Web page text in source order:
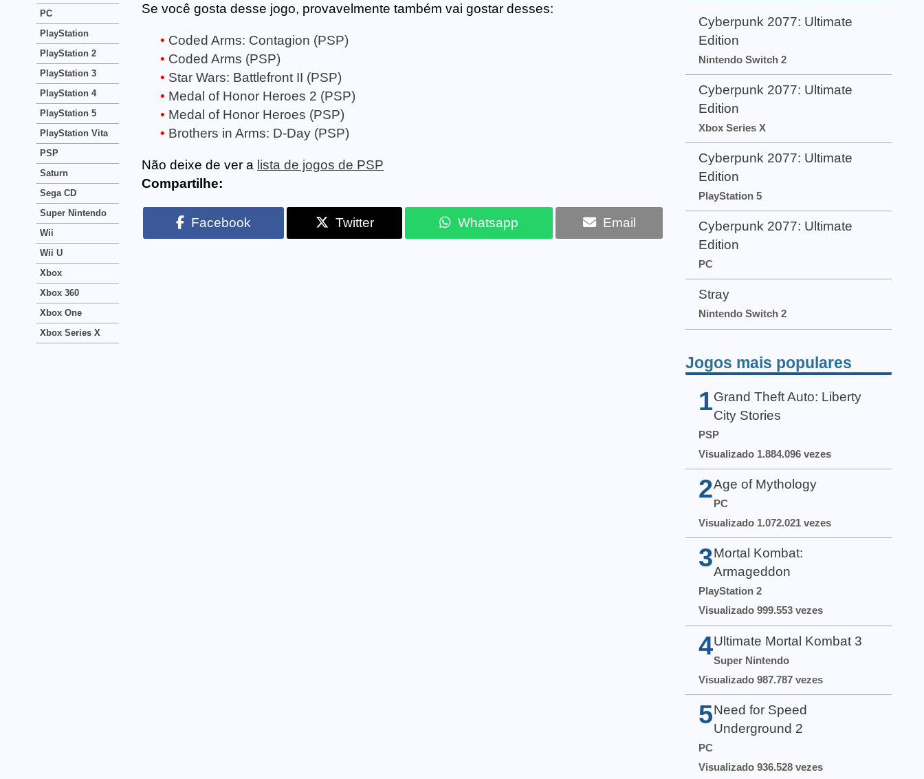
Se você gosta desse jogo, provavelmente também vai gostar desses:
Coded Arms: Contagion (PSP)
Coded Arms (PSP)
Star Wars: Battlefront II (PSP)
Medal of Honor Heroes 2 (PSP)
Medal of Honor Heroes (PSP)
Brothers in Arms: D-Day (PSP)
Não deixe de ver a lista de jogos de PSP
Compartilhe:
Facebook Twitter Whatsapp Email
PC
PlayStation
PlayStation 2
PlayStation 3
PlayStation 4
PlayStation 5
PlayStation Vita
PSP
Saturn
Sega CD
Super Nintendo
Wii
Wii U
Xbox
Xbox 360
Xbox One
Xbox Series X
Cyberpunk 2077: Ultimate
Edition
Nintendo Switch 2
Cyberpunk 2077: Ultimate
Edition
Xbox Series X
Cyberpunk 2077: Ultimate
Edition
PlayStation 5
Cyberpunk 2077: Ultimate
Edition
PC
Stray
Nintendo Switch 2
Jogos mais populares
1 Grand Theft Auto: Liberty
City Stories
PSP
Visualizado 1.884.096 vezes
2Age of Mythology
PC
Visualizado 1.072.021 vezes
3 Mortal Kombat:
Armageddon
PlayStation 2
Visualizado 999.553 vezes
4 Ultimate Mortal Kombat 3
Super Nintendo
Visualizado 987.787 vezes
5 Need for Speed
Underground 2
PC
Visualizado 936.528 vezes